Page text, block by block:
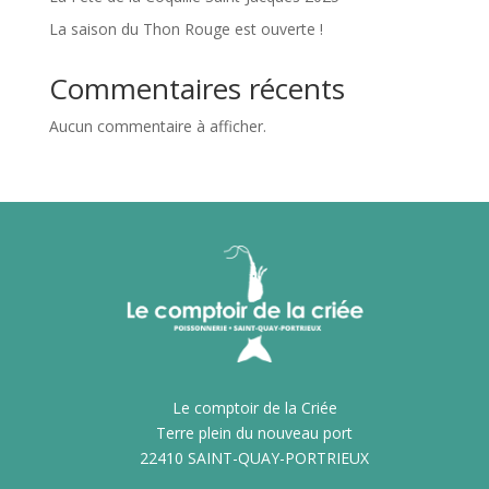
La saison du Thon Rouge est ouverte !
Commentaires récents
Aucun commentaire à afficher.
Le comptoir de la Criée
Terre plein du nouveau port
22410 SAINT-QUAY-PORTRIEUX